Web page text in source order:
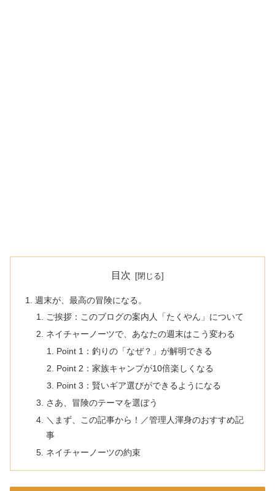
目次
週末が、最高の冒険になる。
ご挨拶：このブログの案内人「たくやん」について
ネイチャーノーツで、あなたの週末はこう変わる
Point 1：釣りの「なぜ？」が解明できる
Point 2：家族キャンプが10倍楽しくなる
Point 3：賢いギア選びができるようになる
さあ、冒険のテーマを選ぼう
＼まず、この記事から！／管理人渾身のおすすめ記
事
ネイチャーノーツの約束